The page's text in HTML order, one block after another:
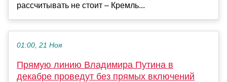
рассчитывать не стоит – Кремль...
01:00, 21 Ноя
Прямую линию Владимира Путина в
декабре проведут без прямых включений